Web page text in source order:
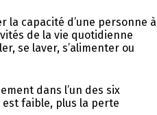
la capacité d’une personne à
de la vie quotidienne
se laver, s’alimenter ou
dans l’un des six
est faible, plus la perte